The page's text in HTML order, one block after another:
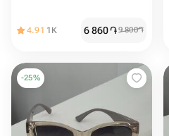
4.91 1K 6 860֏9 800֏
-25%